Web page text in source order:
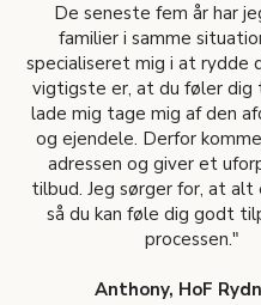
De seneste fem år har
familier i samme
specialiseret mig i at rydde
vigtigste er, at du føler dig
lade mig tage mig af den
og ejendele. Derfor
adressen og giver et
tilbud. Jeg sørger for, at alt
så du kan føle dig godt
processen."
Anthony, HoF